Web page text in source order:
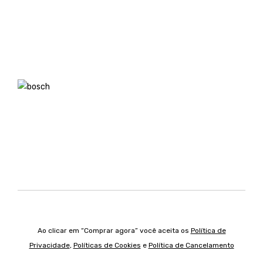
Ao clicar em “Comprar agora” você aceita os Política de
Privacidade, Políticas de Cookies e Política de Cancelamento